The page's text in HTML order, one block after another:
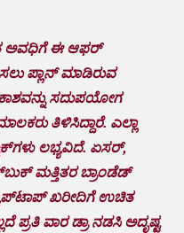
ಅವಧಿಗೆ ಈ ಆಫರ್
ಪ್ಲಾನ್ ಮಾಡಿರುವ
ಸದುಪಯೋಗ
ತಿಳಿಸಿದ್ದಾರೆ. ಎಲ್ಲಾ
ಲಭ್ಯವಿದೆ. ಏಸರ್,
ಮತ್ತಿತರ ಬ್ರಾಂಡೆಡ್
ಖರೀದಿಗೆ ಉಚಿತ
ಪ್ರತಿ ವಾರ ಡ್ರಾ ನಡಸಿ ಅದೃಷ್ಟ